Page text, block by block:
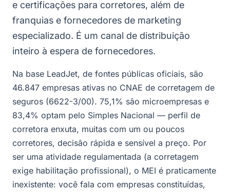
e certificações para corretores, além de
franquias e fornecedores de marketing
especializado. É um canal de distribuição
inteiro à espera de fornecedores.
Na base LeadJet, de fontes públicas oficiais, são
46.847 empresas ativas no CNAE de corretagem de
seguros (6622-3/00). 75,1% são microempresas e
83,4% optam pelo Simples Nacional — perfil de
corretora enxuta, muitas com um ou poucos
corretores, decisão rápida e sensível a preço. Por
ser uma atividade regulamentada (a corretagem
exige habilitação profissional), o MEI é praticamente
inexistente: você fala com empresas constituídas,